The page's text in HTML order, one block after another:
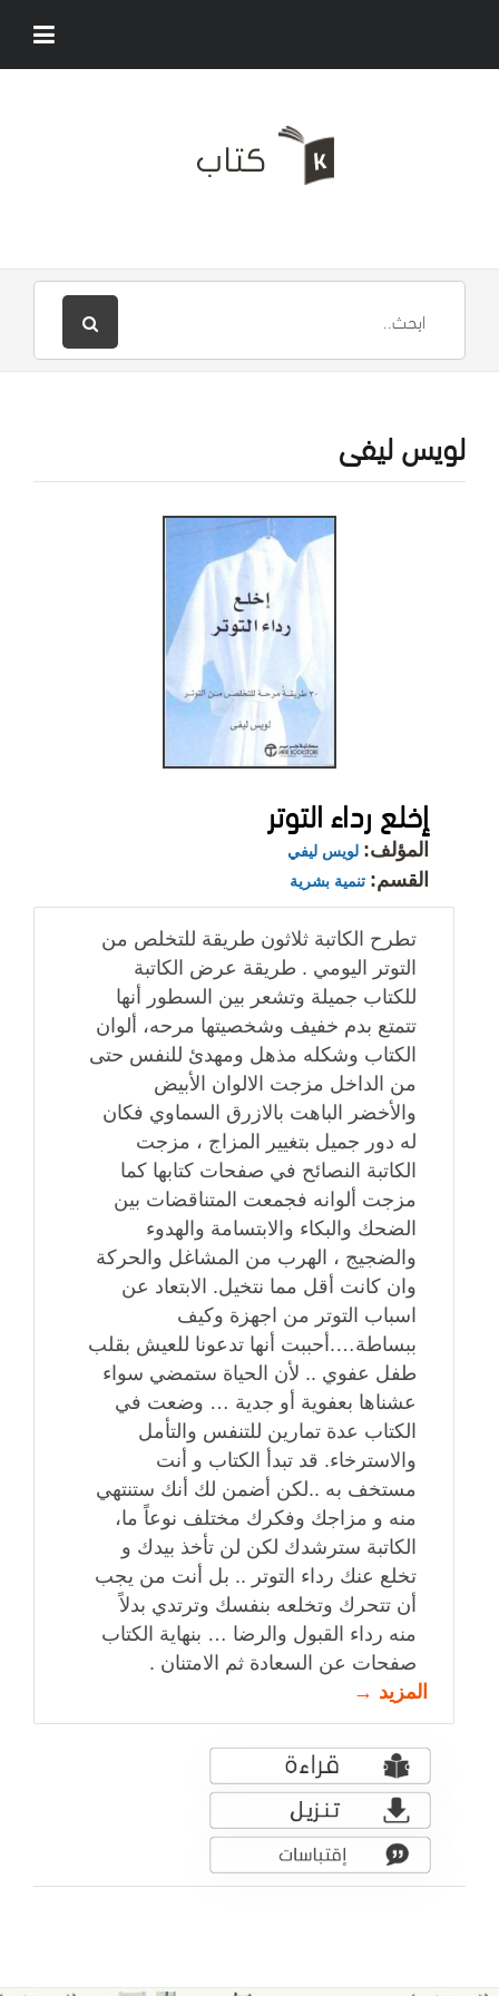
لويس ليفى
إخلع رداء التوتر
المؤلف: لويس ليفي
القسم: تنمية بشرية
تطرح الكاتبة ثلاثون طريقة للتخلص من
التوتر اليومي . طريقة عرض الكاتبة
للكتاب جميلة وتشعر بين السطور أنها
تتمتع بدم خفيف وشخصيتها مرحه، ألوان
الكتاب وشكله مذهل ومهدئ للنفس حتى
من الداخل مزجت الالوان الأبيض
والأخضر الباهت بالازرق السماوي فكان
له دور جميل بتغيير المزاج ، مزجت
الكاتبة النصائح في صفحات كتابها كما
مزجت ألوانه فجمعت المتناقضات بين
الضحك والبكاء والابتسامة والهدوء
والضجيج ، الهرب من المشاغل والحركة
وان كانت أقل مما نتخيل. الابتعاد عن
اسباب التوتر من اجهزة وكيف
ببساطة….أحببت أنها تدعونا للعيش بقلب
طفل عفوي .. لأن الحياة ستمضي سواء
عشناها بعفوية أو جدية … وضعت في
الكتاب عدة تمارين للتنفس والتأمل
والاسترخاء. قد تبدأ الكتاب و أنت
مستخف به ..لكن أضمن لك أنك ستنتهي
منه و مزاجك وفكرك مختلف نوعاً ما،
الكاتبة سترشدك لكن لن تأخذ بيدك و
تخلع عنك رداء التوتر .. بل أنت من يجب
أن تتحرك وتخلعه بنفسك وترتدي بدلاً
منه رداء القبول والرضا … بنهاية الكتاب
صفحات عن السعادة ثم الامتنان .
المزيد →